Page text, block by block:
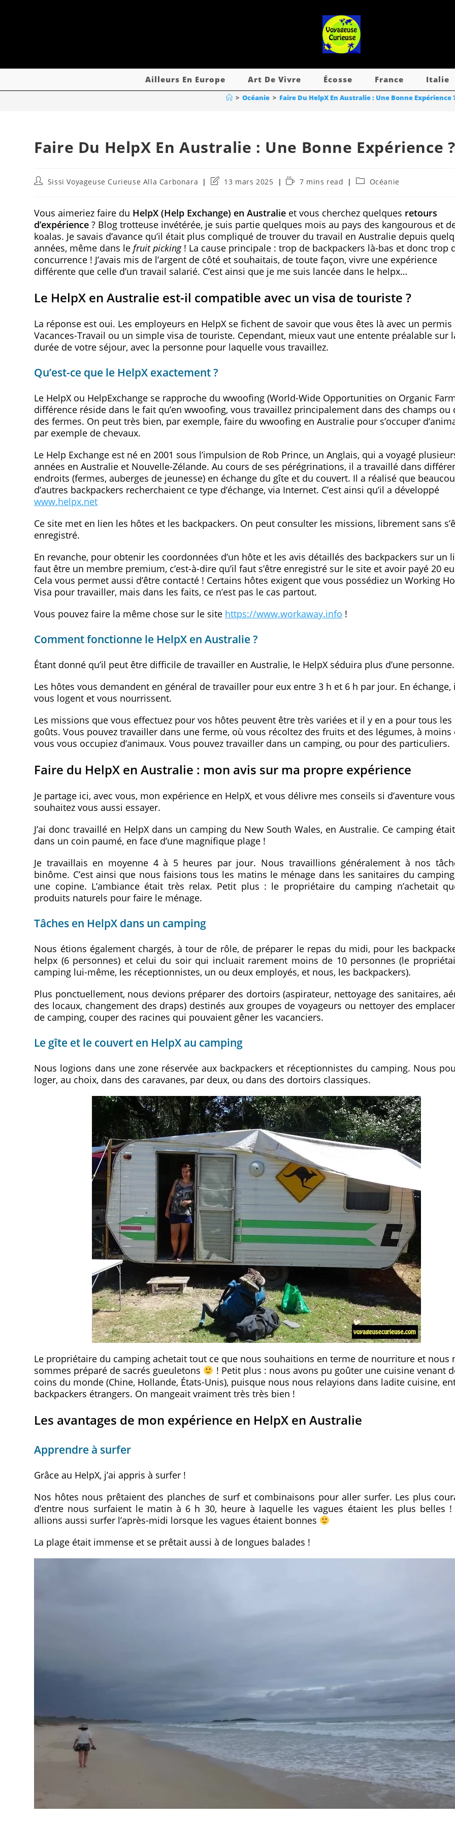
Ailleurs En Europe Art De Vivre Écosse France Italie
> Océanie > Faire Du HelpX En Australie : Une Bonne Expérience
Faire Du HelpX En Australie : Une Bonne Expérience ?
Sissi Voyageuse Curieuse Alla Carbonara 13 mars 2025 7 mins read Océanie
Vous aimeriez faire du HelpX (Help Exchange) en Australie et vous cherchez quelques retours
d’expérience ? Blog trotteuse invétérée, je suis partie quelques mois au pays des kangourous et
koalas. Je savais d’avance qu’il était plus compliqué de trouver du travail en Australie depuis
années, même dans lefruit picking! La cause principale : trop de backpackers là-bas et donc trop
concurrence ! J’avais mis de l’argent de côté et souhaitais, de toute façon, vivre une expérience
différente que celle d’un travail salarié. C’est ainsi que je me suis lancée dans le helpx…
Le HelpX en Australie est-il compatible avec un visa de touriste ?
La réponse est oui. Les employeurs en HelpX se fichent de savoir que vous êtes là avec un permis
Vacances-Travail ou un simple visa de touriste. Cependant, mieux vaut une entente préalable sur
durée de votre séjour, avec la personne pour laquelle vous travaillez.
Qu’est-ce que le HelpX exactement ?
Le HelpX ou HelpExchange se rapproche du wwoofing (World-Wide Opportunities on Organic
différence réside dans le fait qu’en wwoofing, vous travaillez principalement dans des champs ou
des fermes. On peut très bien, par exemple, faire du wwoofing en Australie pour s’occuper
par exemple de chevaux.
Le Help Exchange est né en 2001 sous l’impulsion de Rob Prince, un Anglais, qui a voyagé
années en Australie et Nouvelle-Zélande. Au cours de ses pérégrinations, il a travaillé dans
endroits (fermes, auberges de jeunesse) en échange du gîte et du couvert. Il a réalisé que
d’autres backpackers recherchaient ce type d’échange, via Internet. C’est ainsi qu’il a développé
www.helpx.net
Ce site met en lien les hôtes et les backpackers. On peut consulter les missions, librement sans
enregistré.
En revanche, pour obtenir les coordonnées d’un hôte et les avis détaillés des backpackers sur un
faut être un membre premium, c’est-à-dire qu’il faut s’être enregistré sur le site et avoir payé 20
Cela vous permet aussi d’être contacté ! Certains hôtes exigent que vous possédiez un Working
Visa pour travailler, mais dans les faits, ce n’est pas le cas partout.
Vous pouvez faire la même chose sur le site https://www.workaway.info !
Comment fonctionne le HelpX en Australie ?
Étant donné qu’il peut être difficile de travailler en Australie, le HelpX séduira plus d’une personne.
Les hôtes vous demandent en général de travailler pour eux entre 3 h et 6 h par jour. En échange,
vous logent et vous nourrissent.
Les missions que vous effectuez pour vos hôtes peuvent être très variées et il y en a pour tous les
goûts. Vous pouvez travailler dans une ferme, où vous récoltez des fruits et des légumes, à moins
vous vous occupiez d’animaux. Vous pouvez travailler dans un camping, ou pour des particuliers.
Faire du HelpX en Australie : mon avis sur ma propre expérience
Je partage ici, avec vous, mon expérience en HelpX, et vous délivre mes conseils si d’aventure vous
souhaitez vous aussi essayer.
J’ai donc travaillé en HelpX dans un camping du New South Wales, en Australie. Ce camping
dans un coin paumé, en face d’une magnifique plage !
Je travaillais en moyenne 4 à 5 heures par jour. Nous travaillions généralement à nos
binôme. C’est ainsi que nous faisions tous les matins le ménage dans les sanitaires du
une copine. L’ambiance était très relax. Petit plus : le propriétaire du camping n’achetait
produits naturels pour faire le ménage.
Tâches en HelpX dans un camping
Nous étions également chargés, à tour de rôle, de préparer le repas du midi, pour les
helpx (6 personnes) et celui du soir qui incluait rarement moins de 10 personnes (le
camping lui-même, les réceptionnistes, un ou deux employés, et nous, les backpackers).
Plus ponctuellement, nous devions préparer des dortoirs (aspirateur, nettoyage des sanitaires,
des locaux, changement des draps) destinés aux groupes de voyageurs ou nettoyer des
de camping, couper des racines qui pouvaient gêner les vacanciers.
Le gîte et le couvert en HelpX au camping
Nous logions dans une zone réservée aux backpackers et réceptionnistes du camping. Nous
loger, au choix, dans des caravanes, par deux, ou dans des dortoirs classiques.
Le propriétaire du camping achetait tout ce que nous souhaitions en terme de nourriture et nous
sommes préparé de sacrés gueuletons
! Petit plus : nous avons pu goûter une cuisine venant
coins du monde (Chine, Hollande, États-Unis), puisque nous nous relayions dans ladite cuisine,
backpackers étrangers. On mangeait vraiment très très bien !
Les avantages de mon expérience en HelpX en Australie
Apprendre à surfer
Grâce au HelpX, j’ai appris à surfer !
Nos hôtes nous prêtaient des planches de surf et combinaisons pour aller surfer. Les plus
d’entre nous surfaient le matin à 6 h 30, heure à laquelle les vagues étaient les plus belles !
allions aussi surfer l’après-midi lorsque les vagues étaient bonnes
La plage était immense et se prêtait aussi à de longues balades !